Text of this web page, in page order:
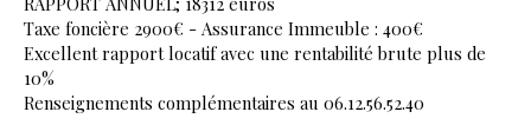
Taxe foncière 2900€ - Assurance Immeuble : 400€
Excellent rapport locatif avec une rentabilité brute plus de
10%
Renseignements complémentaires au 06.12.56.52.40